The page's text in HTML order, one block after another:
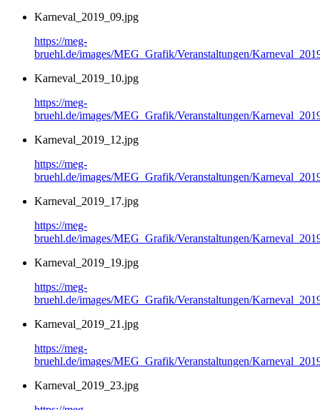
Karneval_2019_09.jpg
https://meg-
bruehl.de/images/MEG_Grafik/Veranstaltungen/
Karneval_2019_10.jpg
https://meg-
bruehl.de/images/MEG_Grafik/Veranstaltungen/
Karneval_2019_12.jpg
https://meg-
bruehl.de/images/MEG_Grafik/Veranstaltungen/
Karneval_2019_17.jpg
https://meg-
bruehl.de/images/MEG_Grafik/Veranstaltungen/
Karneval_2019_19.jpg
https://meg-
bruehl.de/images/MEG_Grafik/Veranstaltungen/
Karneval_2019_21.jpg
https://meg-
bruehl.de/images/MEG_Grafik/Veranstaltungen/
Karneval_2019_23.jpg